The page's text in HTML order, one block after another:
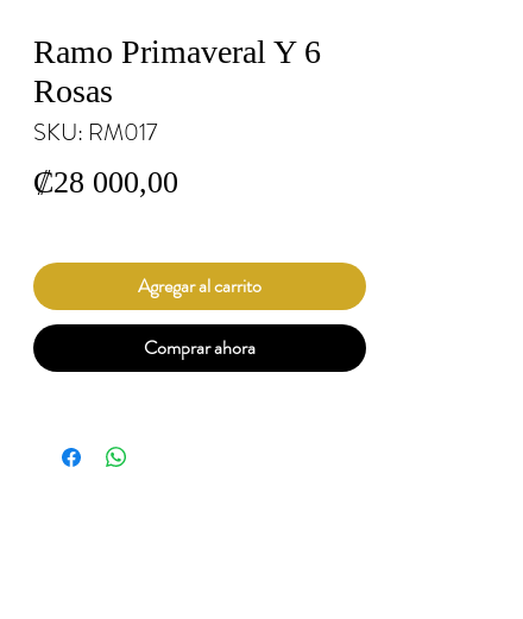
Ramo Primaveral Y 6
Rosas
SKU: RM017
₡28 000,00
Agregar al carrito
Comprar ahora